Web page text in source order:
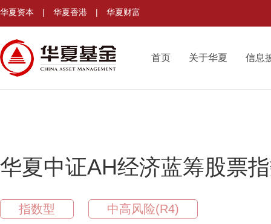
华夏资本 | 华夏香港 | 华夏财富
首页 关于华夏 信息
华夏中证AH经济蓝筹股票
指数型 中高风险(R4)